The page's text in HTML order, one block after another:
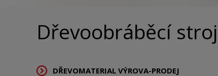
Dřevoobráběcí
DŘEVOMATERIAL VÝROVA-PRODEJ